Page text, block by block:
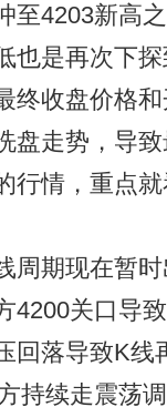
至4203新高
也是再次下
终收盘价格
盘走势，导
行情，重点
期现在暂时
4200关口导
回落导致K线
持续走震荡